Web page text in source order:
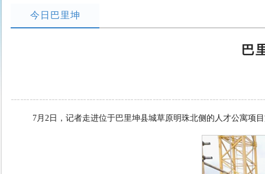
今日巴里坤
巴
7 月 2 日，记者走进位于巴里坤县城草原明珠北侧的人才公寓项